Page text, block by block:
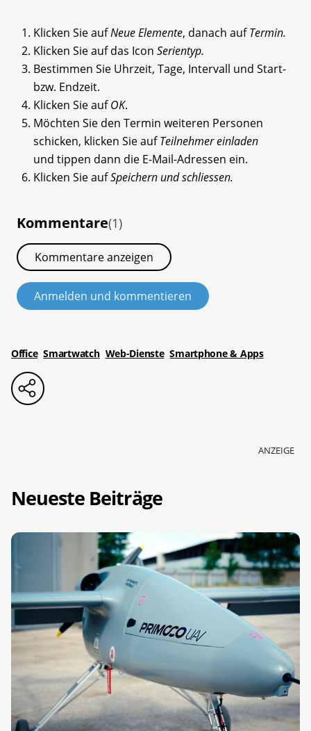
Klicken Sie aufNeue Elemente, danach aufTermin.
Klicken Sie auf das Icon Serientyp.
Bestimmen Sie Uhrzeit, Tage, Intervall und Start-
bzw. Endzeit.
Klicken Sie aufOK.
Möchten Sie den Termin weiteren Personen
schicken, klicken Sie aufTeilnehmer einladen
und tippen dann die E-Mail-Adressen ein.
Klicken Sie aufSpeichern und schliessen.
Kommentare(1)
Kommentare anzeigen
Anmelden und kommentieren
Office Smartwatch Web-Dienste Smartphone & Apps
ANZEIGE
Neueste Beiträge